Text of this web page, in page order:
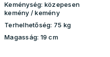
Keménység: közepesen
kemény / kemény
Terhelhetőség: 75 kg
Magasság: 19 cm